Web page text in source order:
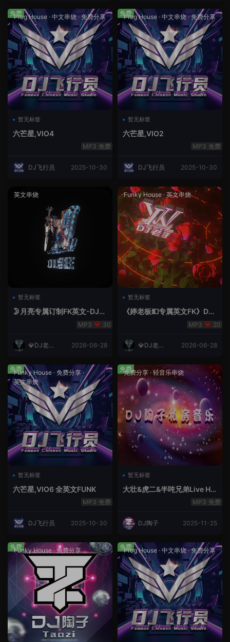
Prog House · 中文串烧·免费分享
暂无标签
六芒星,VIO4
免费
DJ飞行员 2025-10-30
免费 Prog House · 中文串烧·免费分享
暂无标签
六芒星,VIO2
免费
DJ飞行员 2025-10-30
免费
英文串烧
暂无标签
🌛月亮专属订制FK英文-DJ老
30
💎DJ老王
2026-06-28
Funky House · 英文串烧
暂无标签
《婷老板💵专属英文FK》DJ
20
💎DJ老王
2026-06-28
Funky House · 免费分享·
英文串烧
暂无标签
六芒星,VIO6 全英文FUNK
免费
DJ飞行员 2025-10-30
免费 免费分享 ·轻音乐串烧
暂无标签
大壮&虎二&半吨兄弟Live Ho
免费
DJ陶子 2025-11-25
免费
Funky House·免费分享
免费 Prog House · 中文串烧·免费分享
免费